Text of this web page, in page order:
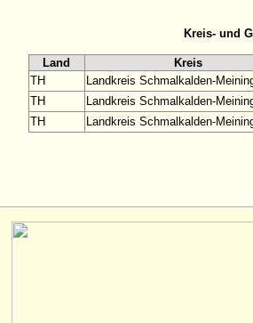
Kreis- und
Land
Kreis
TH
Landkreis Schmalkalden-
TH
Landkreis Schmalkalden-
TH
Landkreis Schmalkalden-